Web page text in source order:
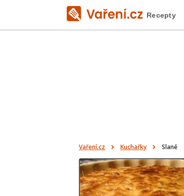
Recepty
Vaření.cz Kuchařky Slané